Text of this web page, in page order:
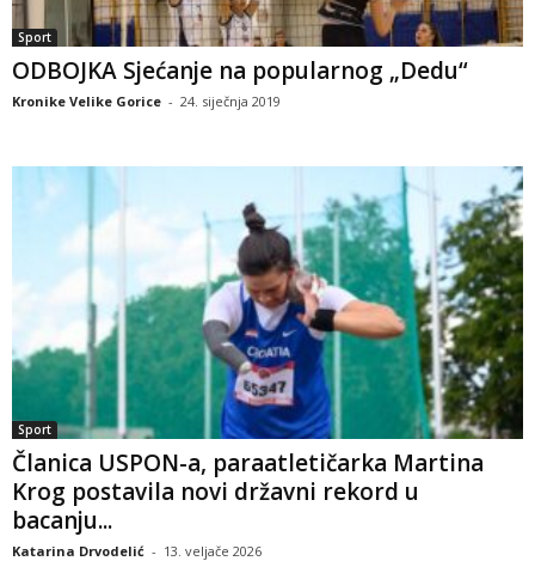
Sport
ODBOJKA Sjećanje na popularnog „Dedu“
Kronike Velike Gorice - 24. siječnja 2019
Sport
Članica USPON-a, paraatletičarka Martina
Krog postavila novi državni rekord u
bacanju...
Katarina Drvodelić - 13. veljače 2026